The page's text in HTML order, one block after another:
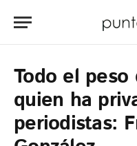
Todo el
quien ha
periodistas: